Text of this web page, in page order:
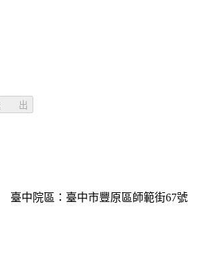
出
臺中院區：臺中市豐原區師範街67號